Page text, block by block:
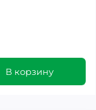
В корзину